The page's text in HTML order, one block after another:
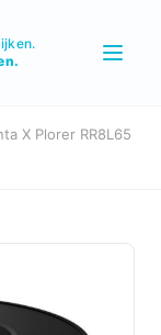
X Plorer RR8L65